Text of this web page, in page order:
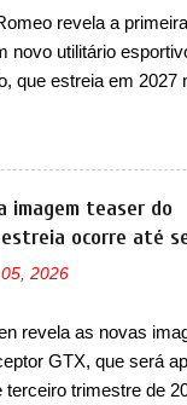
pelas
nas pistas
de carros elétricos.
Sterrato. E o
parte no
no Huracán, o
com o Sterrato,
ainda mais Mad Max
da Rezvani.
a marca já
um carro muito
mundo, ou seja,
equipado com um
capaz de
revela a
novo utilitário
que estreia em 2027
a primeira imagem
esportivo da
para ser lançado
O novo modelo não
acontecer.
médio (C) e que seu
durante a Mesa
da Indústria
imagem teaser do
ocorre até
2026
revela as novas
GTX, que será
terceiro trimestre de